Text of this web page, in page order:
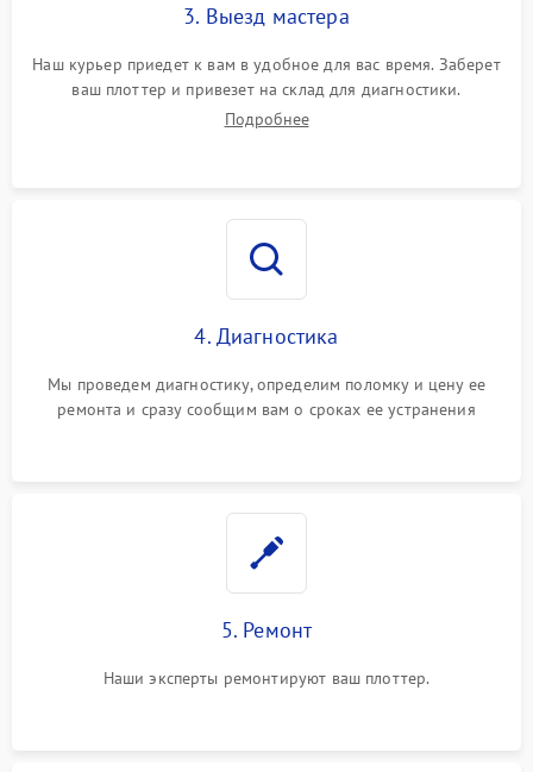
3. Выезд мастера
Наш курьер приедет к вам в удобное для вас время. Заберет
ваш плоттер и привезет на склад для диагностики.
Подробнее
4. Диагностика
Мы проведем диагностику, определим поломку и цену ее
ремонта и сразу сообщим вам о сроках ее устранения
5. Ремонт
Наши эксперты ремонтируют ваш плоттер.